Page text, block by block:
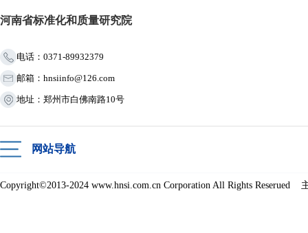
河南省标准化和质量研究院
电话：0371-89932379
邮箱：hnsiinfo@126.com
地址：郑州市白佛南路10号
网站导航
Copyright©2013-2024 www.hnsi.com.cn Corporation All Rights